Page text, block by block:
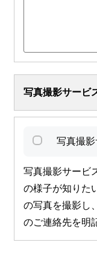
写真撮影サービ
写真撮影
写真撮影サービ
の様子が知りた
の写真を撮影し
のご連絡先を明